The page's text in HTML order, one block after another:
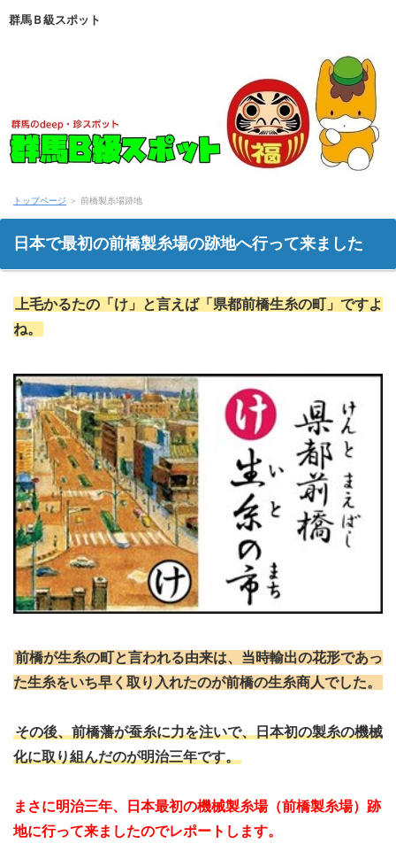
群馬Ｂ級スポット
トップページ ＞ 前橋製糸場跡地
日本で最初の前橋製糸場の跡地へ行って来ました
上毛かるたの「け」と言えば「県都前橋生糸の町」ですよ
ね。
前橋が生糸の町と言われる由来は、当時輸出の花形であっ
た生糸をいち早く取り入れたのが前橋の生糸商人でした。
その後、前橋藩が蚕糸に力を注いで、日本初の製糸の機械
化に取り組んだのが明治三年です。
まさに明治三年、日本最初の機械製糸場（前橋製糸場）跡
地に行って来ましたのでレポートします。